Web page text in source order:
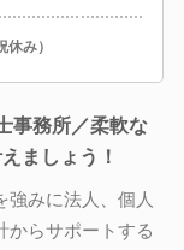
み）
事務所／柔軟な
ましょう！
みに法人、個人
からサポートする